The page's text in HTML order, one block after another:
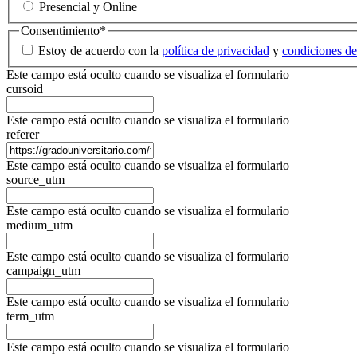
Presencial y Online
Consentimiento*
Estoy de acuerdo con la política de privacidad y condiciones
Este campo está oculto cuando se visualiza el formulario
cursoid
Este campo está oculto cuando se visualiza el formulario
referer
Este campo está oculto cuando se visualiza el formulario
source_utm
Este campo está oculto cuando se visualiza el formulario
medium_utm
Este campo está oculto cuando se visualiza el formulario
campaign_utm
Este campo está oculto cuando se visualiza el formulario
term_utm
Este campo está oculto cuando se visualiza el formulario